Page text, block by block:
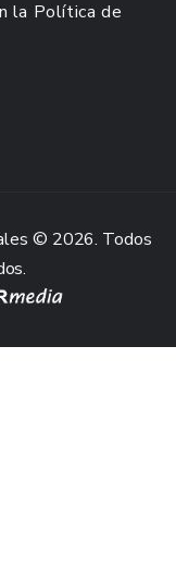
la Política de
© 2026. Todos